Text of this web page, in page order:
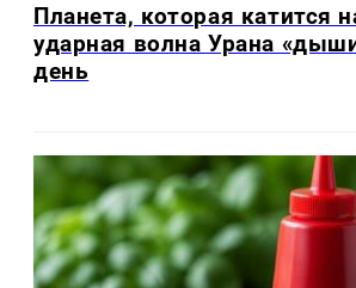
Планета, которая катится
ударная волна Урана
день